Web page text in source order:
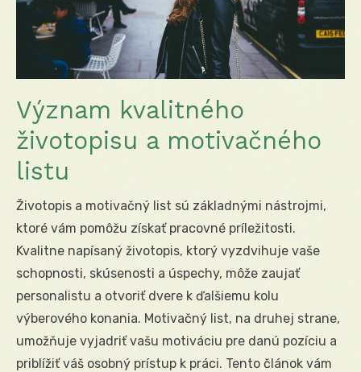
Význam kvalitného
životopisu a motivačného
listu
Životopis a motivačný list sú základnými nástrojmi,
ktoré vám pomôžu získať pracovné príležitosti.
Kvalitne napísaný životopis, ktorý vyzdvihuje vaše
schopnosti, skúsenosti a úspechy, môže zaujať
personalistu a otvoriť dvere k ďalšiemu kolu
výberového konania. Motivačný list, na druhej strane,
umožňuje vyjadriť vašu motiváciu pre danú pozíciu a
priblížiť váš osobný prístup k práci. Tento článok vám